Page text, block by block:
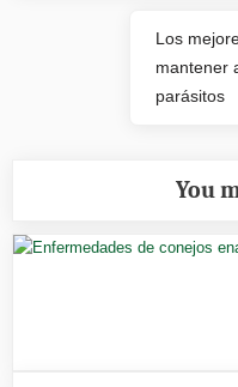
Next
Post:
Los
mantener
parásitos
You